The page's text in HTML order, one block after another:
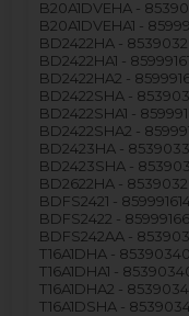
B20A1DVEHA -
B20A1DVEHA1 -
BD2422HA -
BD2422HA1 -
BD2422HA2 -
BD2422SHA -
BD2422SHA1 -
BD2422SHA2 -
BD2423HA -
BD2423SHA -
BD2622HA -
BDFS2421 -
BDFS2422 -
BDFS242AA -
T16A1DHA -
T16A1DHA1 -
T16A1DHA2 -
T16A1DSHA -